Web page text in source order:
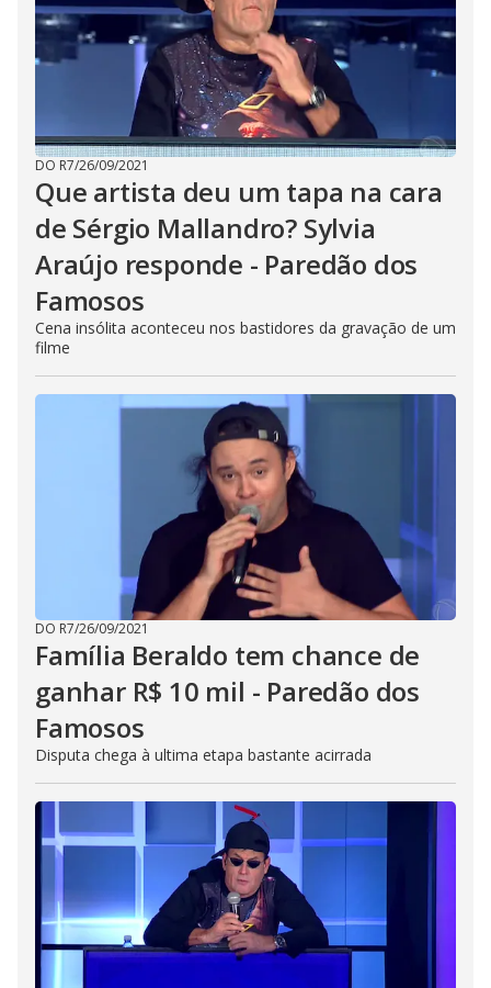
DO R7/26/09/2021
Que artista deu um tapa na cara
de Sérgio Mallandro? Sylvia
Araújo responde - Paredão dos
Famosos
Cena insólita aconteceu nos bastidores da gravação de um
filme
DO R7/26/09/2021
Família Beraldo tem chance de
ganhar R$ 10 mil - Paredão dos
Famosos
Disputa chega à ultima etapa bastante acirrada